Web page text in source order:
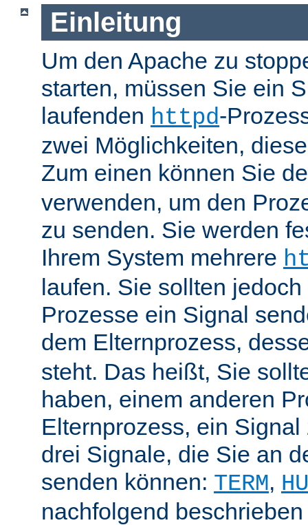
Einleitung
Um den Apache zu
starten, müssen Sie ein
laufenden httpd-
zwei Möglichkeiten,
Zum einen können Sie
verwenden, um den
zu senden. Sie werden
Ihrem System mehrere
laufen. Sie sollten
Prozesse ein Signal
dem Elternprozess,
steht. Das heißt, Sie
haben, einem anderen
Elternprozess, ein
drei Signale, die Sie an
senden können: TERM,
nachfolgend